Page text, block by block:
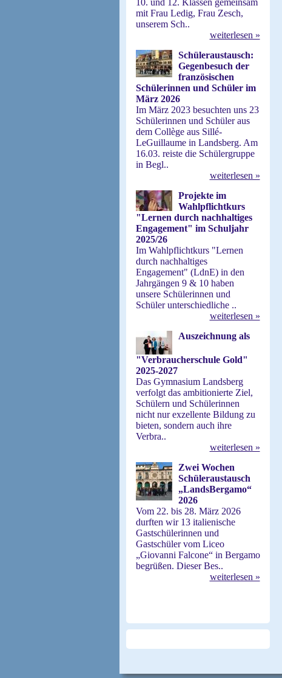
10. und 12. Klassen gemeinsam
mit Frau Ledig, Frau Zesch,
unserem Sch..
weiterlesen »
Schüleraustausch:
Gegenbesuch der
französischen
Schülerinnen und Schüler im
März 2026
Im März 2023 besuchten uns 23
Schülerinnen und Schüler aus
dem Collège aus Sillé-
LeGuillaume in Landsberg. Am
16.03. reiste die Schülergruppe
in Begl..
weiterlesen »
Projekte im
Wahlpflichtkurs
"Lernen durch nachhaltiges
Engagement" im Schuljahr
2025/26
Im Wahlpflichtkurs "Lernen
durch nachhaltiges
Engagement" (LdnE) in den
Jahrgängen 9 & 10 haben
unsere Schülerinnen und
Schüler unterschiedliche ..
weiterlesen »
Auszeichnung als
"Verbraucherschule Gold"
2025-2027
Das Gymnasium Landsberg
verfolgt das ambitionierte Ziel,
Schülern und Schülerinnen
nicht nur exzellente Bildung zu
bieten, sondern auch ihre
Verbra..
weiterlesen »
Zwei Wochen
Schüleraustausch
„LandsBergamo“
2026
Vom 22. bis 28. März 2026
durften wir 13 italienische
Gastschülerinnen und
Gastschüler vom Liceo
„Giovanni Falcone“ in Bergamo
begrüßen. Dieser Bes..
weiterlesen »